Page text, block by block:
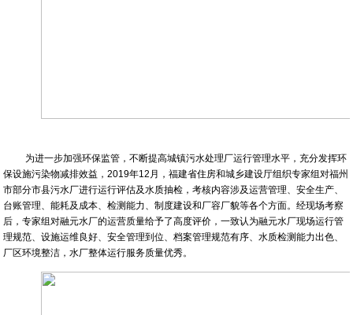
为进一步加强环保监管，不断提高城镇污水处理厂运行管理水平，充分发挥环
保设施污染物减排效益，2019年12月，福建省住房和城乡建设厅组织专家组对福州
市部分市县污水厂进行运行评估及水质抽检，考核内容涉及运营管理、安全生产、
台账管理、能耗及成本、检测能力、制度建设和厂容厂貌等各个方面。经现场考察
后，专家组对融元水厂的运营质量给予了高度评价，一致认为融元水厂现场运行管
理规范、设施运维良好、安全管理到位、档案管理规范有序、水质检测能力出色、
厂区环境整洁，水厂整体运行服务质量优秀。